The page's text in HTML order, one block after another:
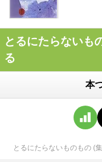
とるにたらないも
る
本
とるにたらないものもの (